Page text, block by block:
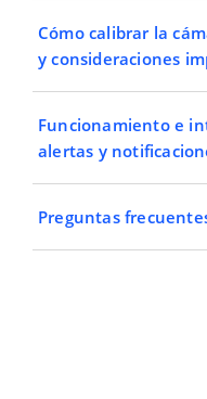
Cómo calibrar la
y consideraciones
Funcionamiento e
alertas y
Preguntas